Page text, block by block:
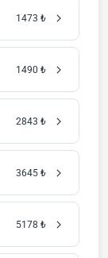
1473 ₺
1490 ₺
2843 ₺
3645 ₺
5178 ₺